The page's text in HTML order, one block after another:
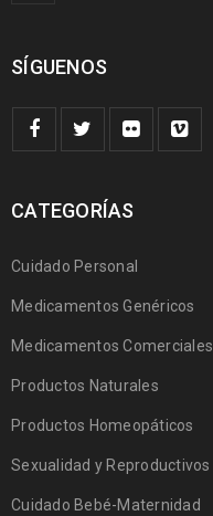
SÍGUENOS
CATEGORÍAS
Cuidado Personal
Medicamentos Genéricos
Medicamentos Comerciales
Productos Naturales
Productos Homeopáticos
Sexualidad y Reproductivos
Cuidado Bebé-Maternidad